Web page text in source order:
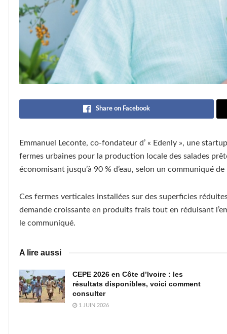
Share on Facebook
Emmanuel Leconte, co-fondateur d’ « Edenly », une
fermes urbaines pour la production locale des salades
économisant jusqu’à 90 % d’eau, selon un communiqué
Ces fermes verticales installées sur des superficies
demande croissante en produits frais tout en réduisant
le communiqué.
A lire aussi
CEPE 2026 en Côte d’Ivoire : les
résultats disponibles, voici comment
consulter
1 JUIN 2026